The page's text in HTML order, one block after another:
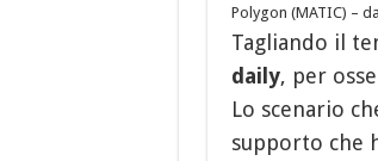
Polygon (MATIC) –
Tagliando il
daily, per
Lo scenario
supporto che